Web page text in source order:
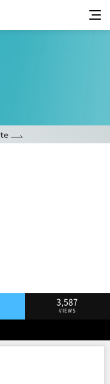
3,587
VIEWS